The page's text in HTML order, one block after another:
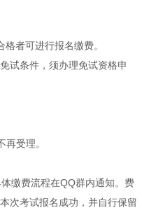
者可进行报名缴费。
试条件，须办理免试资格申
受理。
缴费流程在QQ群内通知。费
次考试报名成功，并自行保留